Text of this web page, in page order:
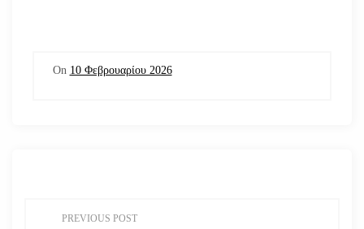
On 10 Φεβρουαρίου 2026
PREVIOUS POST